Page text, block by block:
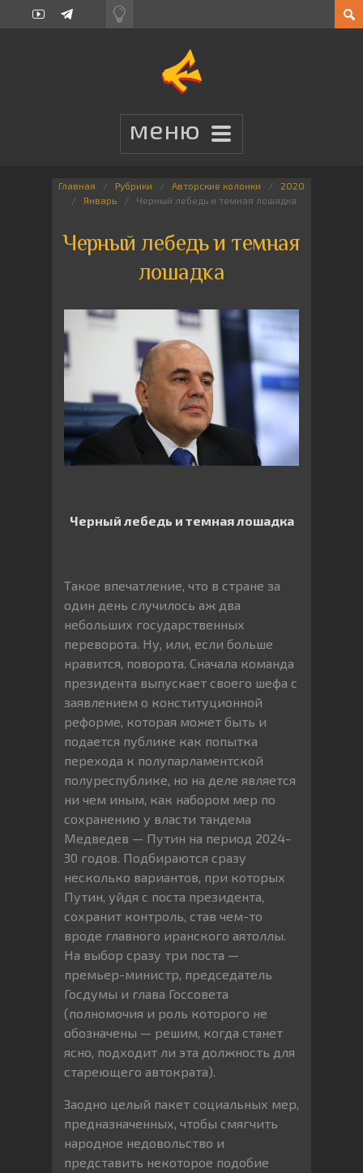
Главная Рубрики Авторские колонки
2020
Январь
Черный лебедь и темная лошадка
Черный лебедь и темная
лошадка
Черный лебедь и темная лошадка
Такое впечатление, что в стране за
один день случилось аж два
небольших государственных
переворота. Ну, или, если больше
нравится, поворота. Сначала команда
президента выпускает своего шефа с
заявлением о конституционной
реформе, которая может быть и
подается публике как попытка
перехода к полупарламентской
полуреспублике, но на деле является
ни чем иным, как набором мер по
сохранению у власти тандема
Медведев — Путин на период 2024-
30 годов. Подбираются сразу
несколько вариантов, при которых
Путин, уйдя с поста президента,
сохранит контроль, став чем-то
вроде главного иранского аятоллы.
На выбор сразу три поста —
премьер-министр, председатель
Госдумы и глава Госсовета
(полномочия и роль которого не
обозначены — решим, когда станет
ясно, подходит ли эта должность для
стареющего автократа).
Заодно целый пакет социальных мер,
предназначенных, чтобы смягчить
народное недовольство и
представить некоторое подобие